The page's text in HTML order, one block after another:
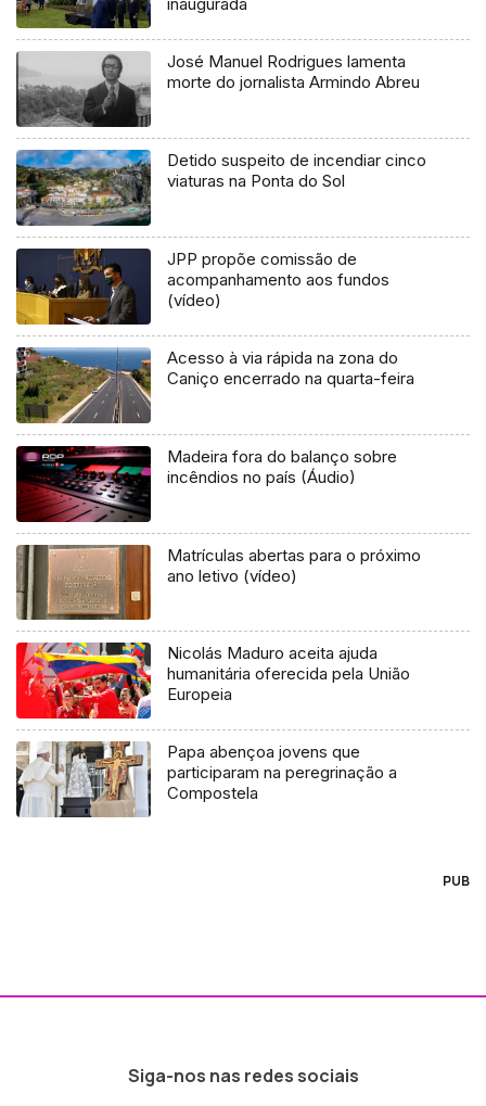
José Manuel Rodrigues lamenta
morte do jornalista Armindo Abreu
Detido suspeito de incendiar cinco
viaturas na Ponta do Sol
JPP propõe comissão de
acompanhamento aos fundos
(vídeo)
Acesso à via rápida na zona do
Caniço encerrado na quarta-feira
Madeira fora do balanço sobre
incêndios no país (Áudio)
Matrículas abertas para o próximo
ano letivo (vídeo)
Nicolás Maduro aceita ajuda
humanitária oferecida pela União
Europeia
Papa abençoa jovens que
participaram na peregrinação a
Compostela
PUB
Siga-nos nas redes sociais